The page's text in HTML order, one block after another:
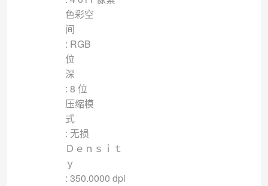
色彩空
: RGB
位
: 8 位
压缩模
: 无损
Ｄｅｎｓｉｔ
: 350.0000 dpi